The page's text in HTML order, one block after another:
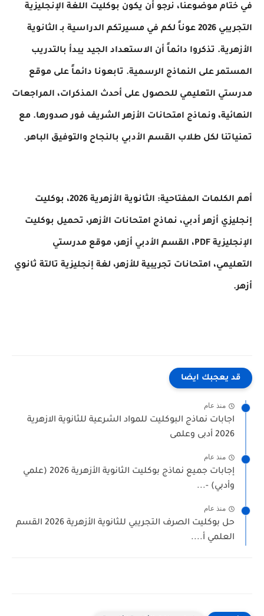
في ختام موضوعنا، نرجو أن يكون بوكليت اللغة الإنجليزية
التجريبي 2026 عوناً لكم في مسيرتكم الدراسية بـ الثانوية
الأزهرية. تذكروا دائماً أن الاستعداد الجيد يبدأ بالتدريب
المستمر على النماذج الرسمية. تابعونا دائماً على موقع
مدرستي التعليمي للحصول على أحدث المذكرات، المراجعات
النهائية، ونماذج امتحانات الأزهر الشريف فور صدورها. مع
تمنياتنا لكل طلاب القسم الأدبي بالنجاح والتوفيق الباهر.
أهم الكلمات المفتاحية: الثانوية الأزهرية 2026، بوكليت
إنجليزي أزهر أدبي، نماذج امتحانات الأزهر، تحميل بوكليت
الإنجليزية PDF، القسم الأدبي أزهر، موقع مدرستي
التعليمي، امتحانات تجريبية للأزهر، لغة إنجليزية تالتة ثانوي
أزهر.
قد يعجبك ايضا
منذ عام
اجابات نماذج البوكليت للمواد الشرعية للثانوية الازهرية
2026 أدبى وعلمى
منذ عام
إجابات جميع نماذج بوكليت الثانوية الأزهرية 2026 (علمي
وأدبي) -...
منذ عام
حل بوكليت الصرف التجريبي للثانوية الأزهرية 2026 القسم
العلمي أ....